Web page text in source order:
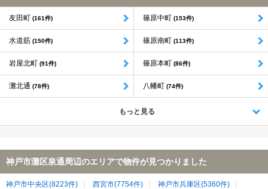
友田町 (161件) 篠原中町 (153件)
水道筋 (150件) 篠原南町 (113件)
岩屋北町 (91件) 篠原本町 (86件)
灘北通 (78件) 八幡町 (74件)
もっと見る
神戸市灘区泉通周辺のエリアで物件が見つかりました
神戸市中央区(8223件) 西宮市(7754件)
神戸市兵庫区(5360件)